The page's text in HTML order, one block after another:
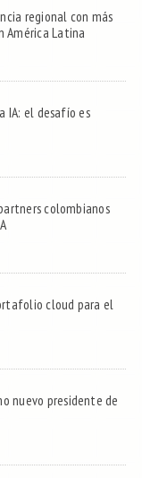
regional con más
América Latina
IA: el desafío es
colombianos
cloud para el
nuevo presidente de